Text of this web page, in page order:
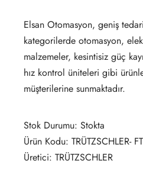
Elsan Otomasyon, geniş
kategorilerde otomasyon,
malzemeler, kesintisiz güç
hız kontrol üniteleri gibi
müşterilerine sunmaktadır.
Stok Durumu: Stokta
Ürün Kodu: TRÜTZSCHLER-
Üretici: TRÜTZSCHLER